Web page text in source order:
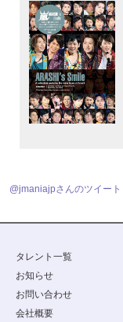
@jmaniajpさんのツイート
タレント一覧
お知らせ
お問い合わせ
会社概要